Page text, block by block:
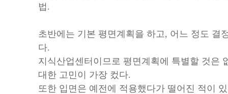
법.
초반에는 기본 평면계획을 하고, 어느 정도 결
다.
지식산업센터이므로 평면계획에 특별할 것은
대한 고민이 가장 컸다.
또한 입면은 예전에 적용했다가 떨어진 적이